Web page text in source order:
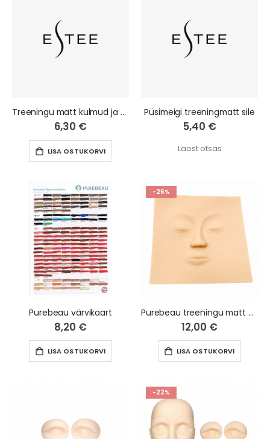
Treeningu matt kulmud ja silmad, valge
6,30 €
LISA OSTUKORVI
Püsimeigi treeningmatt sile
5,40 €
Laost otsas
Purebeau värvikaart
8,20 €
LISA OSTUKORVI
-26%
Purebeau treeningu matt nägu
12,00 €
LISA OSTUKORVI
-22%